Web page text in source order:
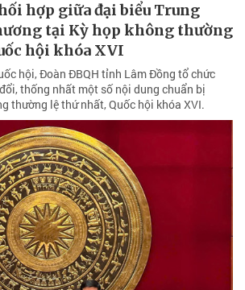
hợp giữa đại biểu Trung
tại Kỳ họp không thường
hội khóa XVI
hội, Đoàn ĐBQH tỉnh Lâm Đồng tổ chức
thống nhất một số nội dung chuẩn bị
thường lệ thứ nhất, Quốc hội khóa XVI.